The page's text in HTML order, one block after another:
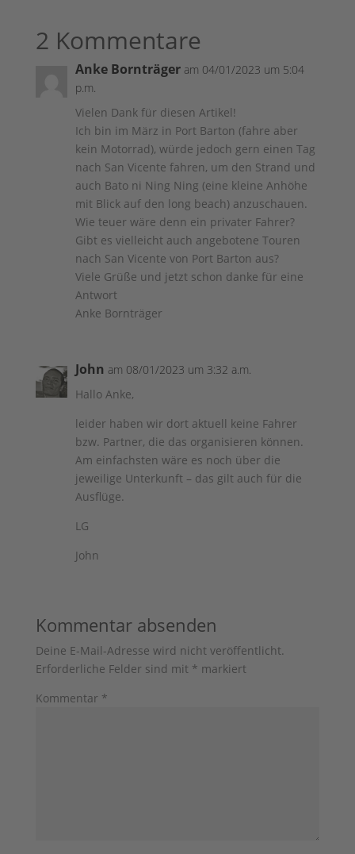
2 Kommentare
Anke Bornträger am 04/01/2023 um 5:04
p.m.
Vielen Dank für diesen Artikel!
Ich bin im März in Port Barton (fahre aber
kein Motorrad), würde jedoch gern einen Tag
nach San Vicente fahren, um den Strand und
auch Bato ni Ning Ning (eine kleine Anhöhe
mit Blick auf den long beach) anzuschauen.
Wie teuer wäre denn ein privater Fahrer?
Gibt es vielleicht auch angebotene Touren
nach San Vicente von Port Barton aus?
Viele Grüße und jetzt schon danke für eine
Antwort
Anke Bornträger
John am 08/01/2023 um 3:32 a.m.
Hallo Anke,
leider haben wir dort aktuell keine Fahrer
bzw. Partner, die das organisieren können.
Am einfachsten wäre es noch über die
jeweilige Unterkunft – das gilt auch für die
Ausflüge.
LG
John
Kommentar absenden
Deine E-Mail-Adresse wird nicht veröffentlicht.
Erforderliche Felder sind mit * markiert
Kommentar *